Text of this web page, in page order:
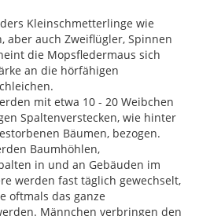
Kleinschmetterlinge wie
aber auch Zweiflügler, Spinnen
die Mopsfledermaus sich
an die hörfähigen
mit etwa 10 - 20 Weibchen
Spaltenverstecken, wie hinter
Bäumen, bezogen.
Baumhöhlen,
in und an Gebäuden im
werden fast täglich gewechselt,
oftmals das ganze
Männchen verbringen den